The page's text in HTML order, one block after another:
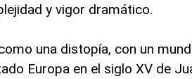
y vigor dramático.
una distopía, con un
Europa en el siglo XV de